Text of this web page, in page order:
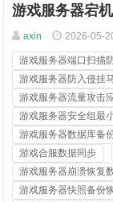
游戏服务器宕
axin 2026-05-
游戏服务器端口扫描
游戏服务器防入侵挂
游戏服务器流量攻击
游戏服务器安全组最
游戏服务器数据库备
游戏合服数据同步
游戏服务器崩溃恢复
游戏服务器快照备份